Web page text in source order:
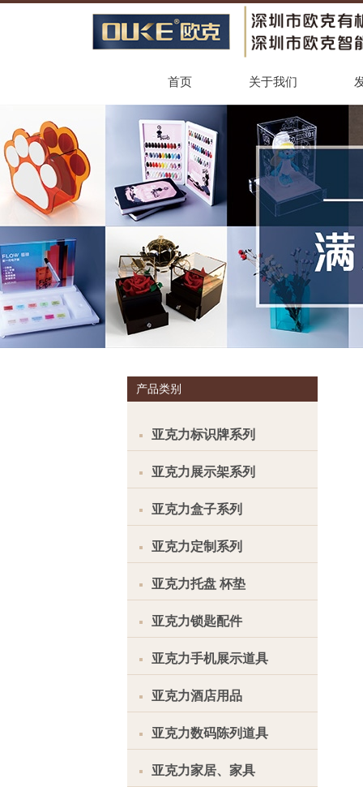
首页 关于我们
产品类别
亚克力标识牌系列
亚克力展示架系列
亚克力盒子系列
亚克力定制系列
亚克力托盘 杯垫
亚克力锁匙配件
亚克力手机展示道具
亚克力酒店用品
亚克力数码陈列道具
亚克力家居、家具